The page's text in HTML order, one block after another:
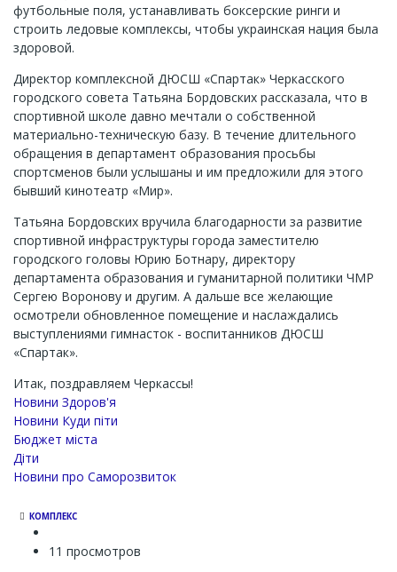
футбольные поля, устанавливать боксерские ринги и
строить ледовые комплексы, чтобы украинская нация была
здоровой.
Директор комплексной ДЮСШ «Спартак» Черкасского
городского совета Татьяна Бордовских рассказала, что в
спортивной школе давно мечтали о собственной
материально-техническую базу. В течение длительного
обращения в департамент образования просьбы
спортсменов были услышаны и им предложили для этого
бывший кинотеатр «Мир».
Татьяна Бордовских вручила благодарности за развитие
спортивной инфраструктуры города заместителю
городского головы Юрию Ботнару, директору
департамента образования и гуманитарной политики ЧМР
Сергею Воронову и другим. А дальше все желающие
осмотрели обновленное помещение и наслаждались
выступлениями гимнасток - воспитанников ДЮСШ
«Спартак».
Итак, поздравляем Черкассы!
Новини Здоров'я
Новини Куди піти
Бюджет міста
Діти
Новини про Саморозвиток
КОМПЛЕКС
11 просмотров